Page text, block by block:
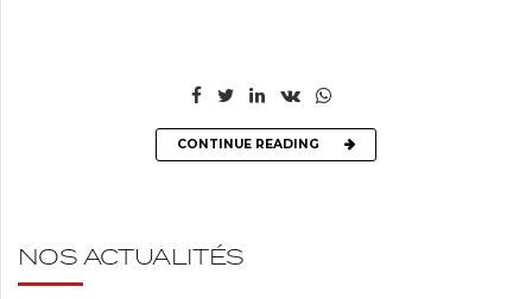
CONTINUE READING
NOS ACTUALITÉS